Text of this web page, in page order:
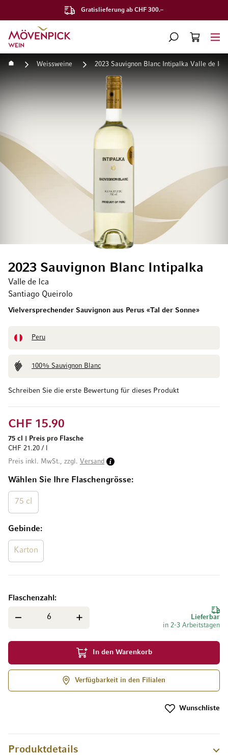
Gratislieferung ab CHF 300.–
Zur Startseite
SUCHE
WARENKORB
Startseite Weissweine 2023 Sauvignon Blanc Intipalka Valle de Ica
Schreiben Sie die erste Bewertung für dieses Produkt
2023 Sauvignon Blanc Intipalka
Valle de Ica
Santiago Queirolo
Vielversprechender Sauvignon aus Perus «Tal der Sonne»
Peru
100% Sauvignon Blanc
Wählen Sie Ihre Flaschengrösse
75 cl
Gebinde
Karton
CHF 15.90
75 cl
Preis pro Flasche
CHF 21.20 / l
Preis inkl. MwSt., zzgl. Versand
Lieferbar
in 2-3 Arbeitstagen
Flaschenzahl
In den Warenkorb
Verfügbarkeit in den Filialen
Wunschliste
Zum Ende der Bildgalerie springen
Produktdetails